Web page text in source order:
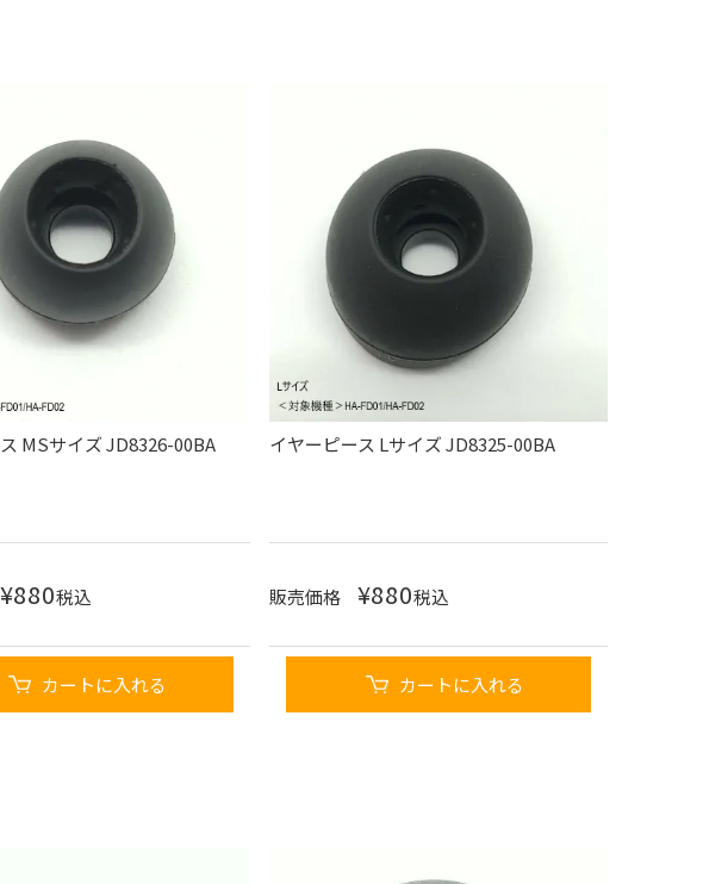
MSサイズ JD8326-00BA
¥880税込
カートに入れる
イヤーピース Lサイズ JD8325-00BA
販売価格 ¥880税込
カートに入れる